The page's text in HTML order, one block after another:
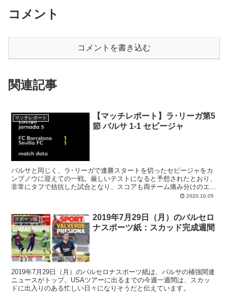
コメント
コメントを書き込む
関連記事
マッチレポート
【マッチレポート】ラ･リーガ第5
節 バルサ 1-1 セビージャ
バルサと同じく、ラ･リーガで連勝スタートを切ったセビージャをカ
ンプノウに迎えての一戦。厳しいテストになると予想されたとおり、
非常にタフで拮抗した試合となり、スコアも両チーム痛み分けのエン
パテ（1-1）で終わった。前半8分にルーク･デ･ヨングが先制し、その
2020.10.05
スポーツ紙
2019年7月29日（月）のバルセロ
ナスポーツ紙：スカッド完成週間
2019年7月29日（月）のバルセロナスポーツ紙は、バルサの補強関連
ニュースがトップ。USAツアーに出るまでの今週一週間は、スカッ
ドに出入りのある忙しい日々になりそうだと伝えています。